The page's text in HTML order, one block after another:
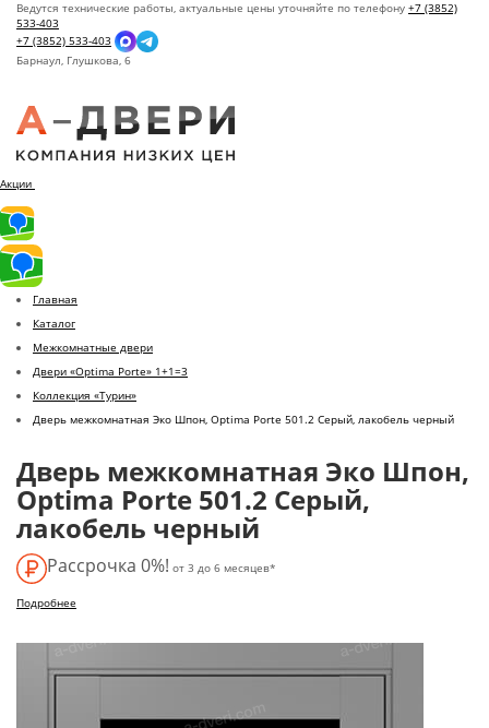
Ведутся технические работы, актуальные цены уточняйте по телефону +7 (3852)
533-403
+7 (3852) 533-403
Барнаул, Глушкова, 6
Акции
Главная
Каталог
Межкомнатные двери
Двери «Optima Porte» 1+1=3
Коллекция «Турин»
Дверь межкомнатная Эко Шпон, Optima Porte 501.2 Серый, лакобель черный
Дверь межкомнатная Эко Шпон,
Optima Porte 501.2 Серый,
лакобель черный
Рассрочка 0%! от 3 до 6 месяцев*
Подробнее